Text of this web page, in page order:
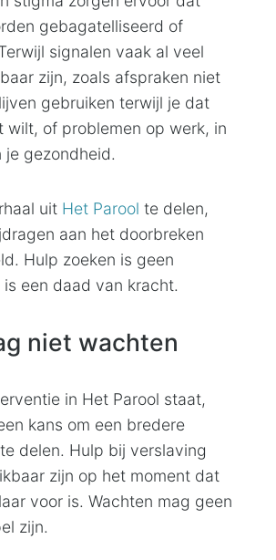
gebagatelliseerd of
signalen vaak al veel
zijn, zoals afspraken niet
gebruiken terwijl je dat
wilt, of problemen op werk, in
je gezondheid.
uit Het Parool te delen,
aan het doorbreken
Hulp zoeken is geen
een daad van kracht.
niet wachten
in Het Parool staat,
kans om een bredere
delen. Hulp bij verslaving
zijn op het moment dat
voor is. Wachten mag geen
zijn.